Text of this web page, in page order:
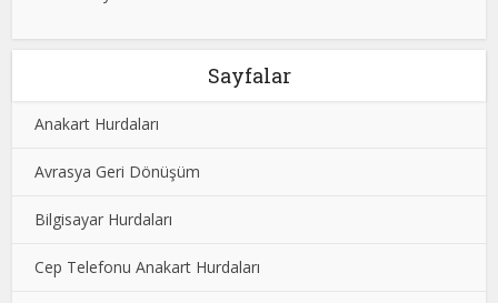
Sayfalar
Anakart Hurdaları
Avrasya Geri Dönüşüm
Bilgisayar Hurdaları
Cep Telefonu Anakart Hurdaları